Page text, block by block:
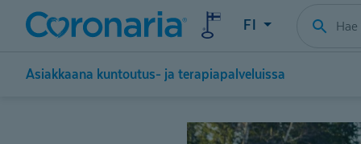
FI
Asiakkaana kuntoutus- ja terapiapalveluissa